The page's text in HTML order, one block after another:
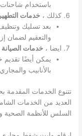
باستخدام
كذلك ، خدمات
بعد تسليك
والتعقيم لضمان
ايضا ، خدمات الصيانة
يمكن أيضًا تقديم
بالأنابيب
تتنوع الخدمات
العديد من الخدمات
السلس للأنظمة